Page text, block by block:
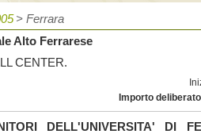
> Ferrara
Alto Ferrarese
CENTER.
Importo
DELL'UNIVERSITA' DI